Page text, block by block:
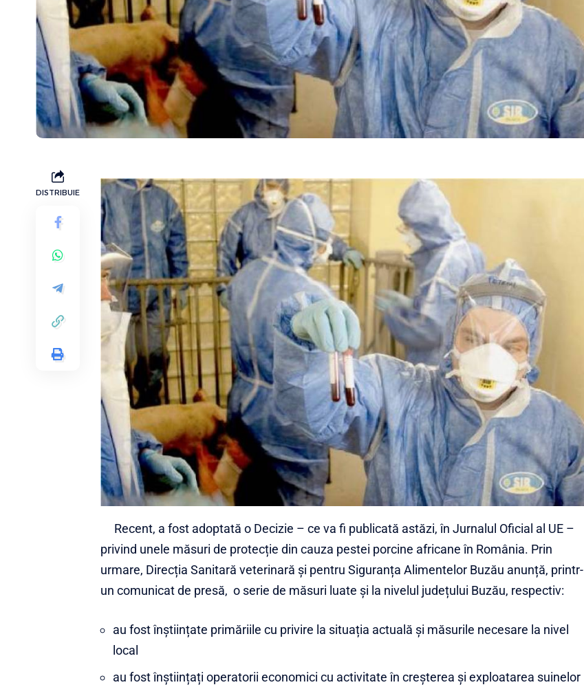
DISTRIBUIE
Recent, a fost adoptată o Decizie – ce va fi publicată astăzi, în Jurnalul Oficial al UE –
privind unele măsuri de protecție din cauza pestei porcine africane în România. Prin
urmare, Direcția Sanitară veterinară și pentru Siguranța Alimentelor Buzău anunță, printr-
un comunicat de presă, o serie de măsuri luate și la nivelul județului Buzău, respectiv:
au fost înștiințate primăriile cu privire la situația actuală și măsurile necesare la nivel
local
au fost înștiințați operatorii economici cu activitate în creșterea și exploatarea suinelor